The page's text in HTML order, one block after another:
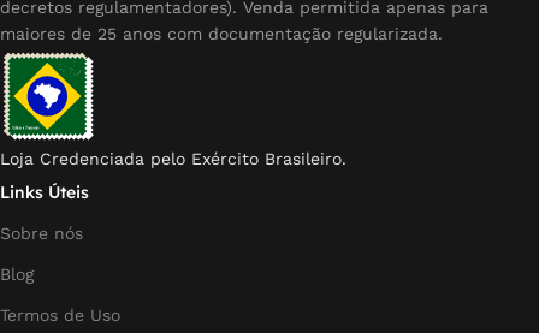
decretos regulamentadores). Venda permitida apenas para
maiores de 25 anos com documentação regularizada.
Loja Credenciada pelo Exército Brasileiro.
Links Úteis
Sobre nós
Blog
Termos de Uso